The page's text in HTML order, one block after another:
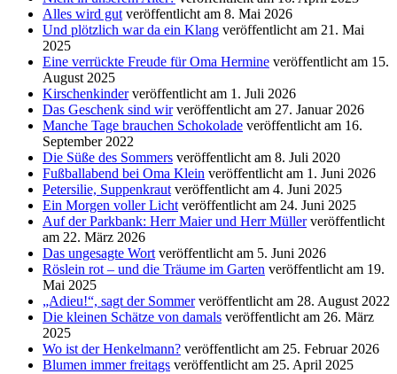
Alles wird gut veröffentlicht am 8. Mai 2026
Und plötzlich war da ein Klang veröffentlicht am 21. Mai
2025
Eine verrückte Freude für Oma Hermine veröffentlicht am 15.
August 2025
Kirschenkinder veröffentlicht am 1. Juli 2026
Das Geschenk sind wir veröffentlicht am 27. Januar 2026
Manche Tage brauchen Schokolade veröffentlicht am 16.
September 2022
Die Süße des Sommers veröffentlicht am 8. Juli 2020
Fußballabend bei Oma Klein veröffentlicht am 1. Juni 2026
Petersilie, Suppenkraut veröffentlicht am 4. Juni 2025
Ein Morgen voller Licht veröffentlicht am 24. Juni 2025
Auf der Parkbank: Herr Maier und Herr Müller veröffentlicht
am 22. März 2026
Das ungesagte Wort veröffentlicht am 5. Juni 2026
Röslein rot – und die Träume im Garten veröffentlicht am 19.
Mai 2025
„Adieu!“, sagt der Sommer veröffentlicht am 28. August 2022
Die kleinen Schätze von damals veröffentlicht am 26. März
2025
Wo ist der Henkelmann? veröffentlicht am 25. Februar 2026
Blumen immer freitags veröffentlicht am 25. April 2025